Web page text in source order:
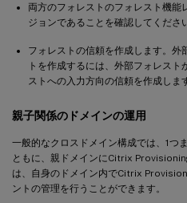
両方のフォレストのフォレスト機
ジョンであることを確認してくださ
フォレストの信頼を作成します。外
トを作成するには、外部フォレス
ストへの入力方向の信頼を作成しま
親子関係のドメインの運用
一般的なクロスドメイン構成では、1つ
ともに、親ドメインにCitrix
は、自身のドメイン内でCitrix
ントの管理を行うことができます。